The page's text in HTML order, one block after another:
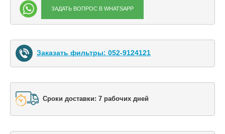
ЗАДАТЬ ВОПРОС В WHATSAPP
Заказать фильтры: 052-9124121
Сроки доставки: 7 рабочих дней